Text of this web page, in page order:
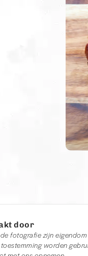
door
fotografie zijn
worden